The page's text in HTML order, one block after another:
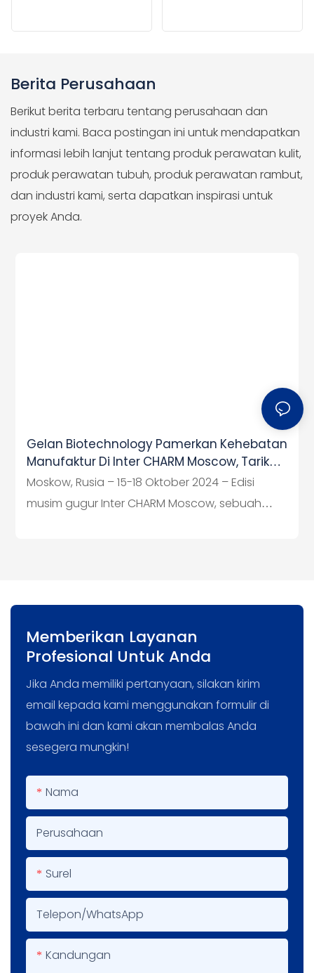
Berita Perusahaan
Berikut berita terbaru tentang perusahaan dan
industri kami. Baca postingan ini untuk mendapatkan
informasi lebih lanjut tentang produk perawatan kulit,
produk perawatan tubuh, produk perawatan rambut,
dan industri kami, serta dapatkan inspirasi untuk
proyek Anda.
Gelan Biotechnology Pamerkan Kehebatan
Manufaktur Di Inter CHARM Moscow, Tarik
Minat Pengunjung Yang Signifikan
Moskow, Rusia – 15-18 Oktober 2024 – Edisi
musim gugur Inter CHARM Moscow, sebuah
dampak yang signifikan di acara tersebut,
menarik banyak pengunjung dan calon mitra
ke stannya di 15C34.
Memberikan Layanan
Profesional Untuk Anda
Jika Anda memiliki pertanyaan, silakan kirim
email kepada kami menggunakan formulir di
bawah ini dan kami akan membalas Anda
sesegera mungkin!
Nama
Perusahaan
Surel
Telepon/WhatsApp
Kandungan